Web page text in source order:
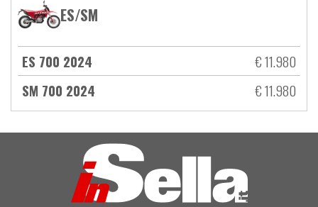
ES/SM
ES 700 2024
€ 11.980
SM 700 2024
€ 11.980